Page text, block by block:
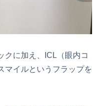
クに加え、ICL（眼内コ
マイルというフラップを